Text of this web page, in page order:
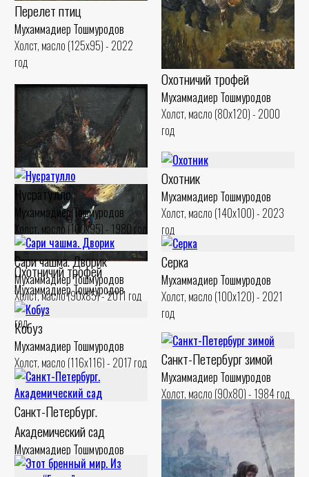
Перелет птиц
Мухаммадиер Тошмуродов
Холст, масло (125x95) - 2022
год
Охотничий трофей
Мухаммадиер Тошмуродов
Холст, масло (80x120) - 2000
год
Охотничий трофей
Мухаммадиер Тошмуродов
Холст, масло (110x100) - 1995
год
Охотник
Мухаммадиер Тошмуродов
Холст, масло (140x100) - 2023
год
Нусратулло
Мухаммадиер Тошмуродов
Холст, масло (100x95) - 1980 год
Сари чашма. Дворик
Мухаммадиер Тошмуродов
Холст, масло (90x85) - 2011 год
Серка
Мухаммадиер Тошмуродов
Холст, масло (100x120) - 2021
год
Кобуз
Мухаммадиер Тошмуродов
Холст, масло (116x116) - 2017 год
Санкт-Петербург зимой
Мухаммадиер Тошмуродов
Холст, масло (90x80) - 1984 год
Санкт-Петербург.
Академический сад
Мухаммадиер Тошмуродов
Холст, масло (90x70) - 1984 год